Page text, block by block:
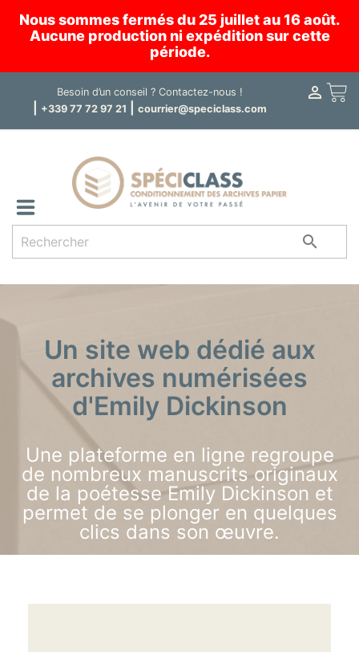
Nous sommes fermés du 25 juillet au 16 août.
Aucune production ni expédition sur cette
période.
Besoin d’un conseil ? Contactez-nous !
+339 77 72 97 21 courrier@speciclass.com
 Panier

Un site web dédié aux
archives numérisées
d'Emily Dickinson
Une plateforme en ligne regroupe
de nombreux manuscrits originaux
de la poétesse Emily Dickinson et
permet de se plonger en quelques
clics dans son œuvre.